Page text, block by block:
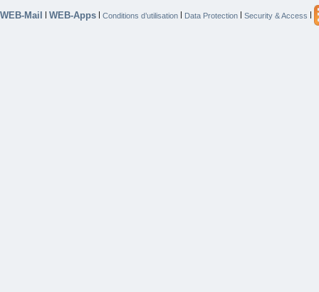
WEB-Mail | WEB-Apps | Conditions d’utilisation | Data Protection | Security & Access |